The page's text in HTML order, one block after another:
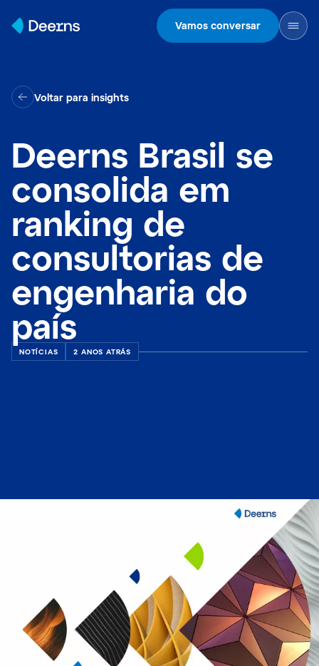
Vamos conversar
Voltar para insights
Deerns Brasil se
consolida em
ranking de
consultorias de
engenharia do
país
NOTÍCIAS 2 ANOS ATRÁS